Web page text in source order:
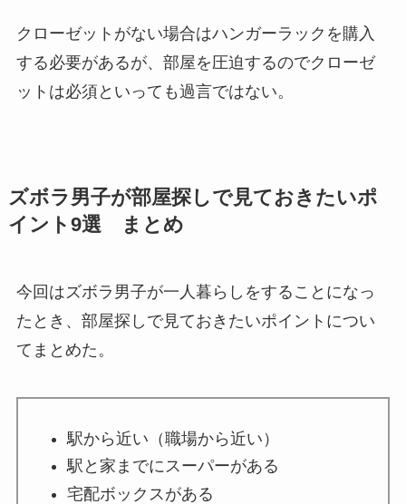
クローゼットがない場合はハンガーラックを購入
する必要があるが、部屋を圧迫するのでクローゼ
ットは必須といっても過言ではない。
ズボラ男子が部屋探しで見ておきたいポ
イント9選 まとめ
今回はズボラ男子が一人暮らしをすることになっ
たとき、部屋探しで見ておきたいポイントについ
てまとめた。
駅から近い（職場から近い）
駅と家までにスーパーがある
宅配ボックスがある